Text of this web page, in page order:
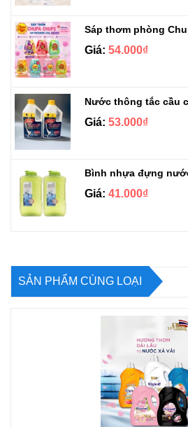
Giá: 54.000₫
Giá: 53.000₫
Giá: 41.000₫
SẢN PHẨM CÙNG LOẠI